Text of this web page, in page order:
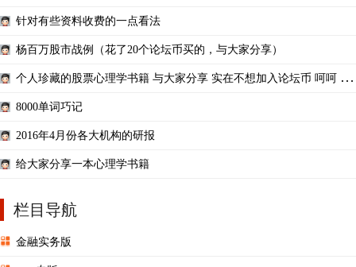
针对有些资料收费的一点看法
杨百万股市战例（花了20个论坛币买的，与大家分享）
个人珍藏的股票心理学书籍 与大家分享 实在不想加入论坛币 呵呵 确
8000单词巧记
2016年4月份各大机构的研报
给大家分享一本心理学书籍
栏目导航
金融实务版